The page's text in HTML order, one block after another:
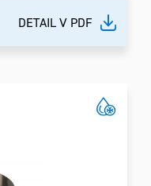
DETAIL V PDF